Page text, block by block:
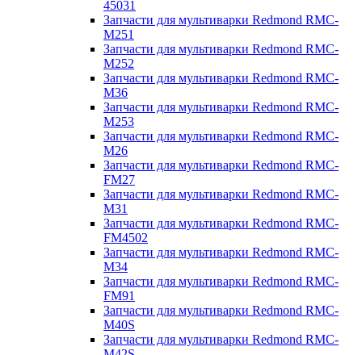
45031
Запчасти для мультиварки Redmond RMC-
M251
Запчасти для мультиварки Redmond RMC-
M252
Запчасти для мультиварки Redmond RMC-
M36
Запчасти для мультиварки Redmond RMC-
M253
Запчасти для мультиварки Redmond RMC-
M26
Запчасти для мультиварки Redmond RMC-
FM27
Запчасти для мультиварки Redmond RMC-
M31
Запчасти для мультиварки Redmond RMC-
FM4502
Запчасти для мультиварки Redmond RMC-
M34
Запчасти для мультиварки Redmond RMC-
FM91
Запчасти для мультиварки Redmond RMC-
M40S
Запчасти для мультиварки Redmond RMC-